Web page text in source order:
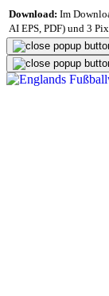
Download: Im
AI EPS, PDF) und 3